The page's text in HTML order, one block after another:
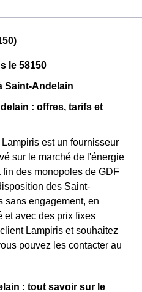
le 58150
Saint-Andelain
: offres, tarifs et
est un fournisseur
sur le marché de l'énergie
des monopoles de GDF
des Saint-
sans engagement, en
et avec des prix fixes
Lampiris et souhaitez
pouvez les contacter au
: tout savoir sur le